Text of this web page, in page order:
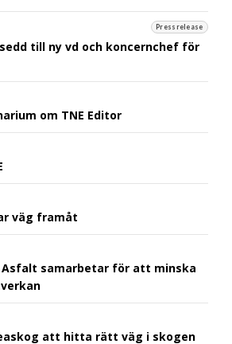
Pressrelease
till ny vd och koncernchef för
om TNE Editor
väg framåt
Asfalt samarbetar för att minska
att hitta rätt väg i skogen